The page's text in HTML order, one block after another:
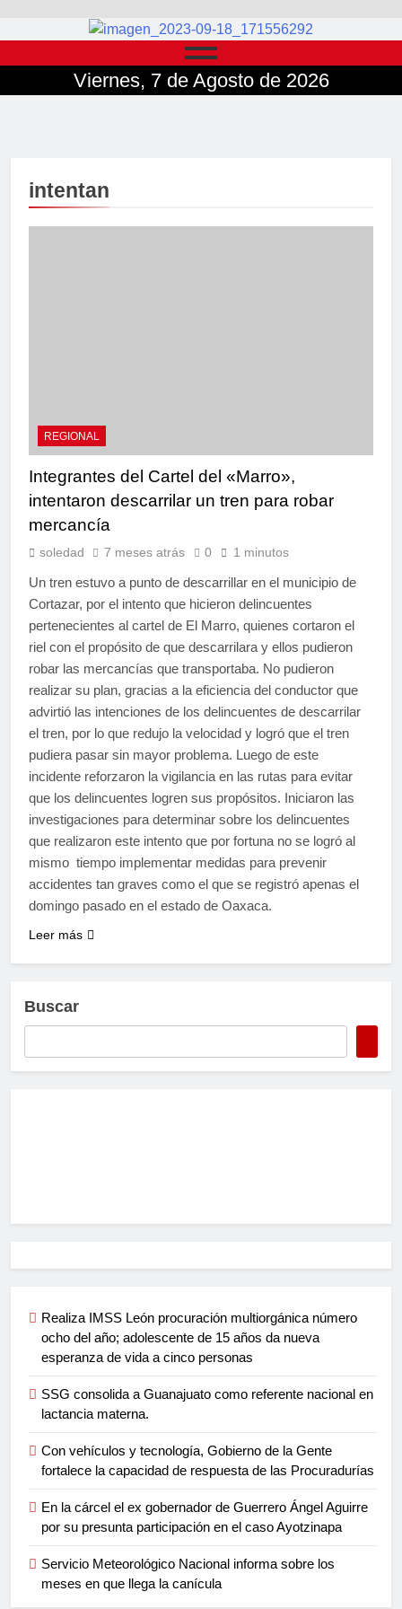
Viernes, 7 de Agosto de 2026
intentan
REGIONAL
Integrantes del Cartel del «Marro»,
intentaron descarrilar un tren para robar
mercancía
soledad 7 meses atrás 0 1 minutos
Un tren estuvo a punto de descarrillar en el municipio de
Cortazar, por el intento que hicieron delincuentes
pertenecientes al cartel de El Marro, quienes cortaron el
riel con el propósito de que descarrilara y ellos pudieron
robar las mercancías que transportaba. No pudieron
realizar su plan, gracias a la eficiencia del conductor que
advirtió las intenciones de los delincuentes de descarrilar
el tren, por lo que redujo la velocidad y logró que el tren
pudiera pasar sin mayor problema. Luego de este
incidente reforzaron la vigilancia en las rutas para evitar
que los delincuentes logren sus propósitos. Iniciaron las
investigaciones para determinar sobre los delincuentes
que realizaron este intento que por fortuna no se logró al
mismo tiempo implementar medidas para prevenir
accidentes tan graves como el que se registró apenas el
domingo pasado en el estado de Oaxaca.
Leer más
Buscar
Realiza IMSS León procuración multiorgánica número
ocho del año; adolescente de 15 años da nueva
esperanza de vida a cinco personas
SSG consolida a Guanajuato como referente nacional en
lactancia materna.
Con vehículos y tecnología, Gobierno de la Gente
fortalece la capacidad de respuesta de las Procuradurías
En la cárcel el ex gobernador de Guerrero Ángel Aguirre
por su presunta participación en el caso Ayotzinapa
Servicio Meteorológico Nacional informa sobre los
meses en que llega la canícula